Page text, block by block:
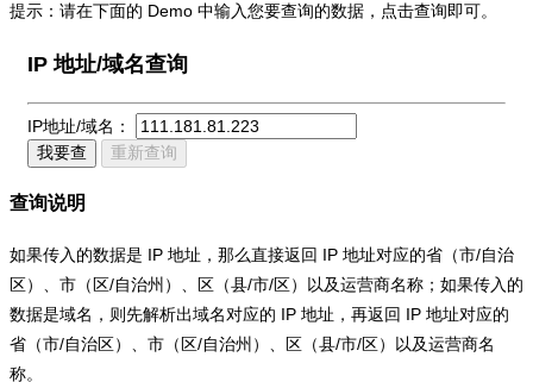
提示：请在下面的 Demo 中输入您要查询的数据，点击查询即可。
IP 地址/域名查询
IP地址/域名：
我要查
重新查询
查询说明
如果传入的数据是 IP 地址，那么直接返回 IP 地址对应的省（市/自治
区）、市（区/自治州）、区（县/市/区）以及运营商名称；如果传入的
数据是域名，则先解析出域名对应的 IP 地址，再返回 IP 地址对应的
省（市/自治区）、市（区/自治州）、区（县/市/区）以及运营商名
称。